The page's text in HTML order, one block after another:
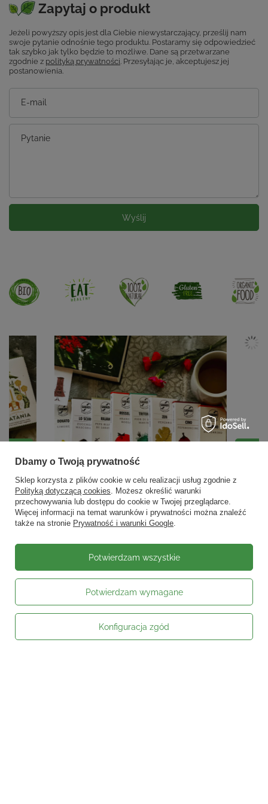
Zapytaj o produkt
Jeżeli powyższy opis jest dla Ciebie niewystarczający, prześlij nam
swoje pytanie odnośnie tego produktu. Postaramy się odpowiedzieć
tak szybko jak tylko będzie to możliwe. Dane są przetwarzane
zgodnie z polityką prywatności. Przesyłając je, akceptujesz jej
postanowienia.
E-mail
Pytanie
Wyślij
Status zamówienia
Dbamy o Twoją prywatność
Sklep korzysta z plików cookie w celu realizacji usług zgodnie z
Polityką dotyczącą cookies. Możesz określić warunki
przechowywania lub dostępu do cookie w Twojej przeglądarce.
Więcej informacji na temat warunków i prywatności można znaleźć
także na stronie Prywatność i warunki Google.
Potwierdzam wymagane
Konfiguracja zgód
Potwierdzam wszystkie